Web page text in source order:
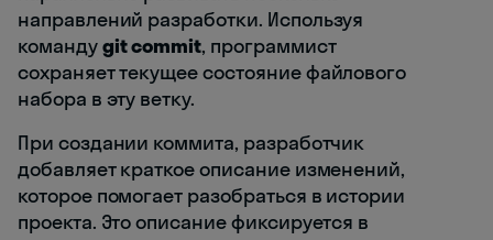
направлений разработки. Используя
командуgit commit, программист
сохраняет текущее состояние файлового
набора в эту ветку.
При создании коммита, разработчик
добавляет краткое описание изменений,
которое помогает разобраться в истории
проекта. Это описание фиксируется в